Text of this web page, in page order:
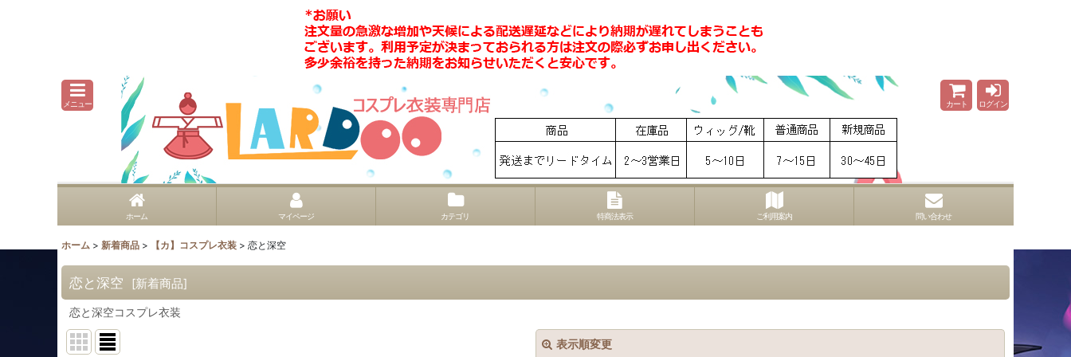
メニュー カート ログイン
ホーム マイページ カテゴリ 特商法表示 ご利用案内 問い合わせ
ホーム > 新着商品 > 【カ】コスプレ衣装 > 恋と深空
恋と深空 [新着商品]
恋と深空コスプレ衣装
表示順変更